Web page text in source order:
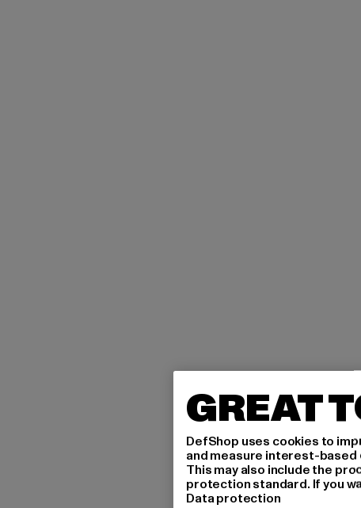
GREAT
DefShop uses cookies to
and measure interest-based
This may also include the
protection standard. If you
Data protection